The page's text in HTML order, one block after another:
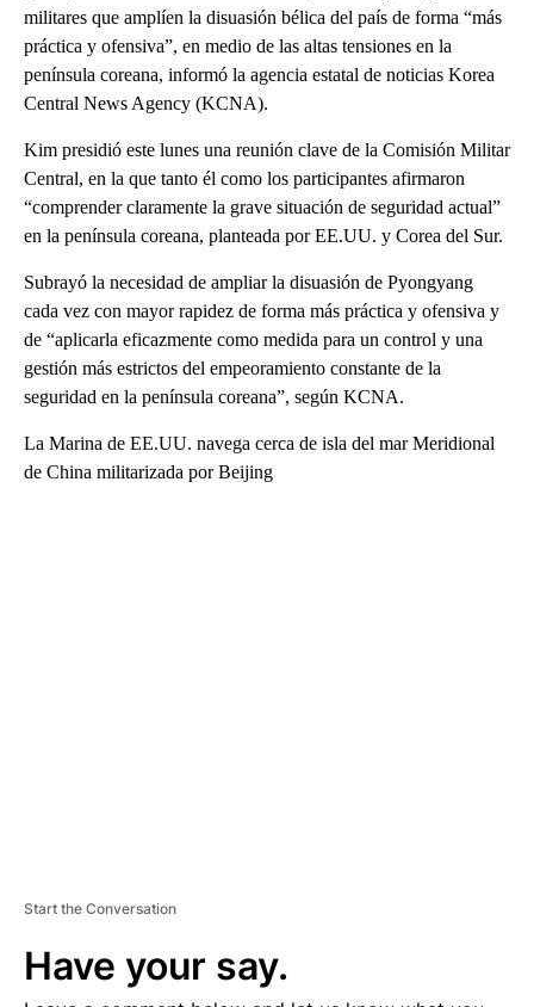
militares que amplíen la disuasión bélica del país de forma “más
práctica y ofensiva”, en medio de las altas tensiones en la
península coreana, informó la agencia estatal de noticias Korea
Central News Agency (KCNA).
Kim presidió este lunes una reunión clave de la Comisión Militar
Central, en la que tanto él como los participantes afirmaron
“comprender claramente la grave situación de seguridad actual”
en la península coreana, planteada por EE.UU. y Corea del Sur.
Subrayó la necesidad de ampliar la disuasión de Pyongyang
cada vez con mayor rapidez de forma más práctica y ofensiva y
de “aplicarla eficazmente como medida para un control y una
gestión más estrictos del empeoramiento constante de la
seguridad en la península coreana”, según KCNA.
La Marina de EE.UU. navega cerca de isla del mar Meridional
de China militarizada por Beijing
Start the Conversation
Have your say.